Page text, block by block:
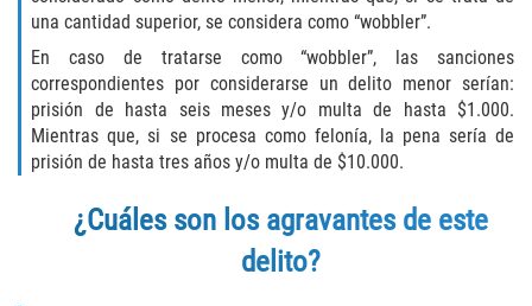
Assault with a Deadly Weapon
Assault with Caustic Chemicals
Battery on a Peace Officer
Battery with Serious Bodily Injury
Corporal Injury
una cantidad superior, se considera como “wobbler”.
En caso de tratarse como “wobbler”, las sanciones
correspondientes por considerarse un delito menor serían:
prisión de hasta seis meses y/o multa de hasta $1.000.
Mientras que, si se procesa como felonía, la pena sería de
prisión de hasta tres años y/o multa de $10.000.
¿Cuáles son los agravantes de este
delito?